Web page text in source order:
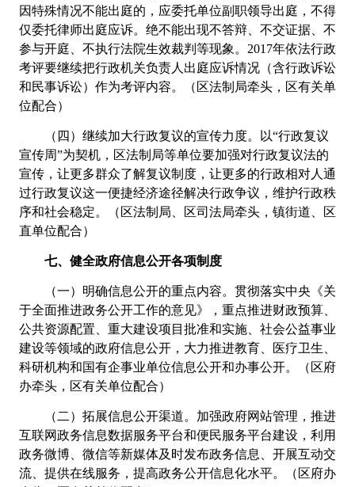
因特殊情况不能出庭的，应委托单位副职领导出庭，不得
仅委托律师出庭应诉。绝不能出现不答辩、不交证据、不
参与开庭、不执行法院生效裁判等现象。 2017年依法行政
考评要继续把行政机关负责人出庭应诉情况（含行政诉讼
和民事诉讼）作为考评内容。（区法制局牵头，区有关单
位配合）
（四）继续加大行政复议的宣传力度。以“行政复议
宣传周”为契机，区法制局等单位要加强对行政复议法的
宣传，让更多群众了解复议制度，让更多的行政相对人通
过行政复议这一便捷经济途径解决行政争议，维护行政秩
序和社会稳定。（区法制局、区司法局牵头，镇街道、区
直单位配合）
七、健全政府信息公开各项制度
（一）明确信息公开的重点内容。贯彻落实中央《关
于全面推进政务公开工作的意见》，重点推进财政预算、
公共资源配置、重大建设项目批准和实施、社会公益事业
建设等领域的政府信息公开， 大力推进教育、医疗卫生、
科研机构和国有企事业单位信息公开和办事公开。（区府
办牵头，区有关单位配合）
（二）拓展信息公开渠道。加强政府网站管理，推进
互联网政务信息数据服务平台和便民服务平台建设，利用
政务微博、微信等新媒体及时发布政务信息、开展互动交
流、提供在线服务，提高政务公开信息化水平。（区府办